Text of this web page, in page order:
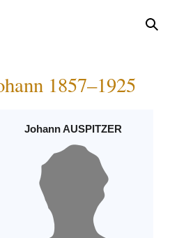
1857–1925
Johann AUSPITZER